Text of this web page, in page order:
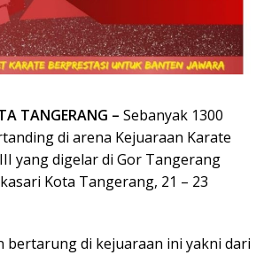
TANGERANG – Sebanyak 1300
di arena Kejuaraan Karate
yang digelar di Gor Tangerang
Kota Tangerang, 21 – 23
bertarung di kejuaraan ini yakni dari